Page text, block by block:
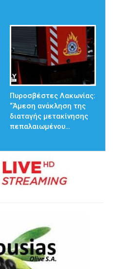
Πυροσβέστες Λακωνίας:
“Άμεση ανάκληση της
διαταγής μετακίνησης
πεπαλαιωμένου…